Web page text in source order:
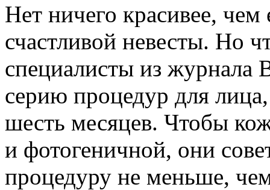
Нет ничего красивее, чем
счастливой невесты. Но
специалисты из журнала
серию процедур для
шесть месяцев. Чтобы
и фотогеничной, они
процедуру не меньше,